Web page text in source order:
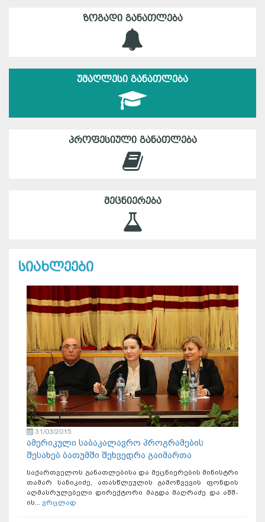
ᲖᲝᲒᲐᲓᲘ ᲒᲐᲜᲐᲗᲚᲔᲑᲐ
ᲣᲛᲐᲦᲚᲔᲡᲘ ᲒᲐᲜᲐᲗᲚᲔᲑᲐ
ᲞᲠᲝᲤᲔᲡᲘᲣᲚᲘ ᲒᲐᲜᲐᲗᲚᲔᲑᲐ
ᲛᲔᲪᲜᲘᲔᲠᲔᲑᲐ
სიახლეები
31/03/2015
ამერიკული საბაკალავრო პროგრამების
შესახებ ბათუმში შეხვედრა გაიმართა
საქართველოს განათლებისა და მეცნიერების მინისტრი
თამარ სანიკიძე, ათასწლეულის გამოწვევის ფონდის
აღმასრულებელი დირექტორი მაგდა მაღრაძე და აშშ-
ის... ვრცლად